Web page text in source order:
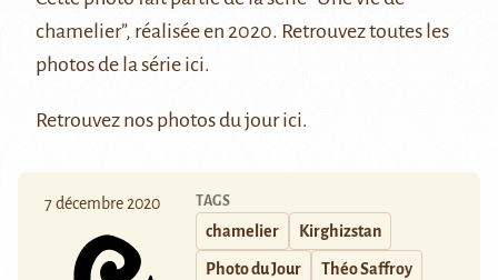
chamelier”, réalisée en 2020. Retrouvez toutes les
photos de la série ici.
Retrouvez nos photos du jourici.
7 décembre 2020 TAGS
chamelier Kirghizstan
Photo du Jour Théo Saffroy